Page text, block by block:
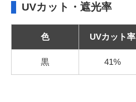
UVカット・遮光率
色 UVカット率
黒 41%